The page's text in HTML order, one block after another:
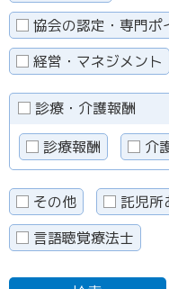
協会の認定・専門ポ
経営・マネジメント
診療・介護報酬
診療報酬
介
その他 託児所
言語聴覚療法士